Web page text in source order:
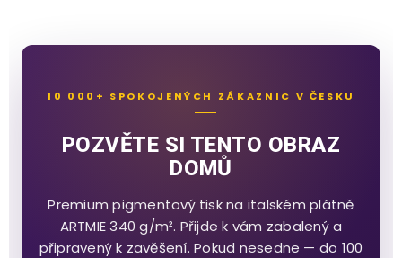
10 000+ SPOKOJENÝCH ZÁKAZNIC V ČESKU
POZVĚTE SI TENTO OBRAZ
DOMŮ
Premium pigmentový tisk na italském plátně
ARTMIE 340 g/m². Přijde k vám zabalený a
připravený k zavěšení. Pokud nesedne — do 100